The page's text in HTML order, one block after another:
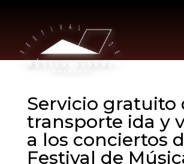
Servicio gratuito
transporte ida y
a los conciertos
Festival de